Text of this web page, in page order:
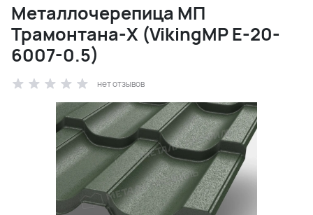
Металлочерепица МП
Трамонтана-X (VikingMP E-20-
6007-0.5)
нет отзывов